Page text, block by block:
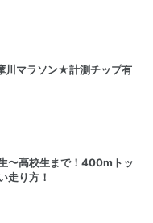
川マラソン★計測チップ有
〜高校生まで！400mトッ
走り方！